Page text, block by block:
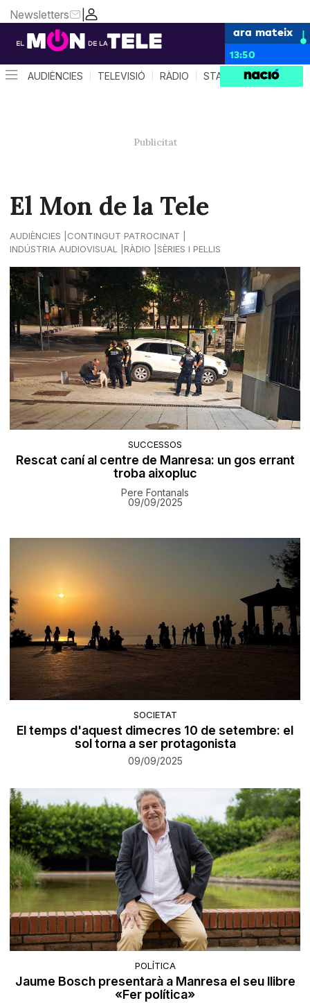
|
Newsletters
ara mateix
13:50
AUDIÈNCIES TELEVISIÓ RÀDIO STAR SYSTEM
El Mon de la Tele
AUDIÈNCIES
CONTINGUT PATROCINAT
INDÚSTRIA AUDIOVISUAL
RÀDIO SÈRIES I PEL·LIS
SUCCESSOS
Rescat caní al centre de Manresa: un gos errant
troba aixopluc
Pere Fontanals
09/09/2025
SOCIETAT
El temps d'aquest dimecres 10 de setembre: el
sol torna a ser protagonista
09/09/2025
POLÍTICA
Jaume Bosch presentarà a Manresa el seu llibre
«Fer política»